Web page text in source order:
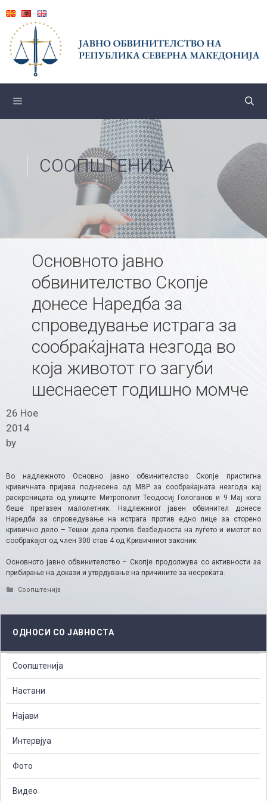
content
СООПШТЕНИЈА
Основното јавно
обвинителство Скопје
донесе Наредба за
спроведување истрага за
сообраќајната незгода во
која животот го загуби
шеснаесет годишно момче
26 Ное
2014
by
Во надлежното Основно јавно обвинителство Скопје пристигна
кривичната пријава поднесена од МВР за сообраќајната незгода кај
раскрсницата од улиците Митрополит Теодосиј Гологанов и 9 Мај кога
беше прегазен малолетник. Надлежниот јавен обвинител донесе
Наредба за спроведување на истрага против едно лице за сторено
кривично дело – Тешки дела против безбедноста на луѓето и имотот во
сообраќајот од член 300 став 4 од Кривичниот законик.
Основното јавно обвинителство – Скопје продолжува со активности за
прибирање на докази и утврдување на причините за несреќата.
Categories
Соопштенија
ОДНОСИ СО ЈАВНОСТА
Соопштенија
Настани
Најави
Интервјуа
Фото
Видео